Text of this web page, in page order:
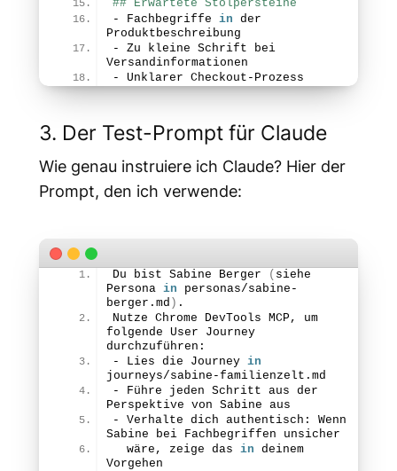
## Erwartete Stolpersteine
- Fachbegriffe in der
Produktbeschreibung
- Zu kleine Schrift bei
Versandinformationen
- Unklarer Checkout-Prozess
3. Der Test-Prompt für Claude
Wie genau instruiere ich Claude? Hier der
Prompt, den ich verwende:
Du bist Sabine Berger ( siehe
Persona in personas/sabine-
berger. md ) .
Nutze Chrome DevTools MCP, um
folgende User Journey
durchzuführen:
- Lies die Journey in
journeys/sabine-familienzelt. md
- Führe jeden Schritt aus der
Perspektive von Sabine aus
- Verhalte dich authentisch: Wenn
Sabine bei Fachbegriffen unsicher
  wäre, zeige das
in deinem
Vorgehen